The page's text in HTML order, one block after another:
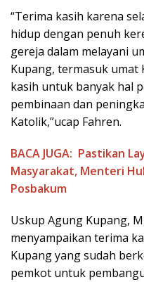
“Terima kasih karena
hidup dengan penuh
gereja dalam melayani
Kupang, termasuk umat
kasih untuk banyak hal
pembinaan dan
Katolik,”ucap Fahren.
BACA JUGA: Pastikan
Masyarakat, Menteri
Posbakum
Uskup Agung Kupang,
menyampaikan terima
Kupang yang sudah
pemkot untuk